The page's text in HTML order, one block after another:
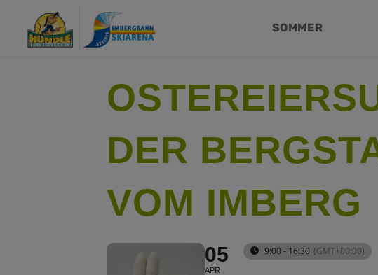
SOMMER
DER
VOM IMBERG
05
APR
9:00 - 16:30 (GMT+00:00)